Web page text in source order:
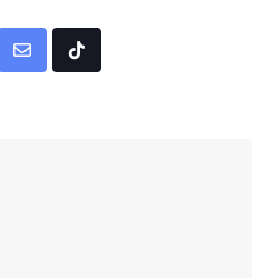
Share Tiktok